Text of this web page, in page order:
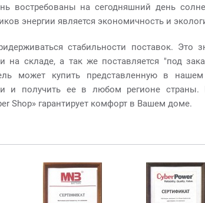
востребованы на сегодняшний день
энергии является экономичность и
стабильности поставок. Это
на складе, а так же поставляется "под
может купить представленную в нашем
и получить ее в любом регионе страны.
Shop» гарантирует комфорт в Вашем доме.